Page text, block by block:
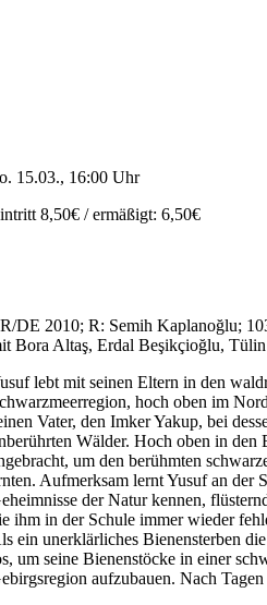
15.03., 16:00 Uhr
8,50€ / ermäßigt: 6,50€
DE 2010; R: Semih Kaplanoğlu;
Bora Altaş, Erdal Beşikçioğlu,
lebt mit seinen Eltern in den
hoch oben im
Vater, den Imker Yakup, bei
Wälder. Hoch oben in den
um den berühmten
Aufmerksam lernt Yusuf an der
der Natur kennen,
ihm in der Schule immer wieder
ein unerklärliches Bienensterben
um seine Bienenstöcke in einer
aufzubauen. Nach